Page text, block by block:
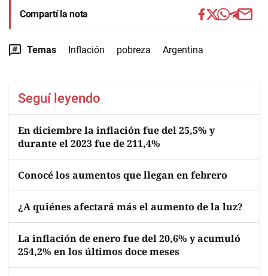
Compartí la nota
Temas Inflación pobreza Argentina
Seguí leyendo
En diciembre la inflación fue del 25,5% y
durante el 2023 fue de 211,4%
Conocé los aumentos que llegan en febrero
¿A quiénes afectará más el aumento de la luz?
La inflación de enero fue del 20,6% y acumuló
254,2% en los últimos doce meses